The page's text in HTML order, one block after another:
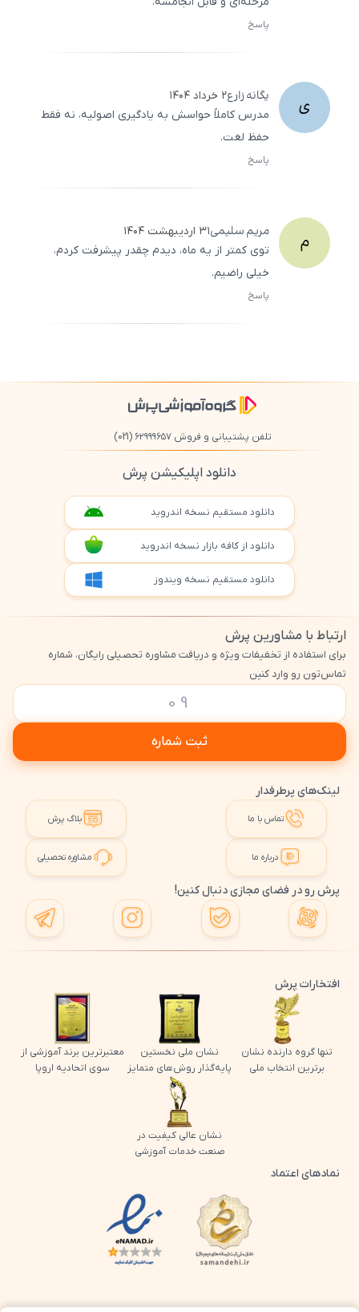
پاسخ
ی یگانهزارع۲ خرداد ۱۴۰۴
مدرس کاملاً حواسش به یادگیری اصولیه، نه فقط
حفظ لغت.
پاسخ
م مریمسلیمی۳۱ اردیبهشت ۱۴۰۴
توی کمتر از یه ماه، دیدم چقدر پیشرفت کردم،
خیلی راضیم.
پاسخ
تلفن پشتیبانی و فروش ۶۲۹۹۹۶۵۷ (021)
دانلود اپلیکیشن پرش
دانلود مستقیم نسخه اندروید
دانلود از کافه بازار نسخه اندروید
دانلود مستقیم نسخه ویندوز
ارتباط با مشاورین پرش
برای استفاده از تخفیفات ویژه و دریافت مشاوره تحصیلی رایگان، شماره
تماس‌تون رو وارد کنین
ثبت شماره
لینک‌های پرطرفدار
تماس با ما بلاگ پرش
درباره ما مشاوره تحصیلی
پرش رو در فضای مجازی دنبال کنین!
افتخارات پرش
تنها گروه دارنده نشان
برترین انتخاب ملی
نشان ملی نخستین
پایه‌گذار روش‌های متمایز
معتبرترین برند آموزشی از
سوی اتحادیه اروپا
نشان عالی کیفیت در
صنعت خدمات آموزشی
نمادهای اعتماد
لوگو اینماد پرش